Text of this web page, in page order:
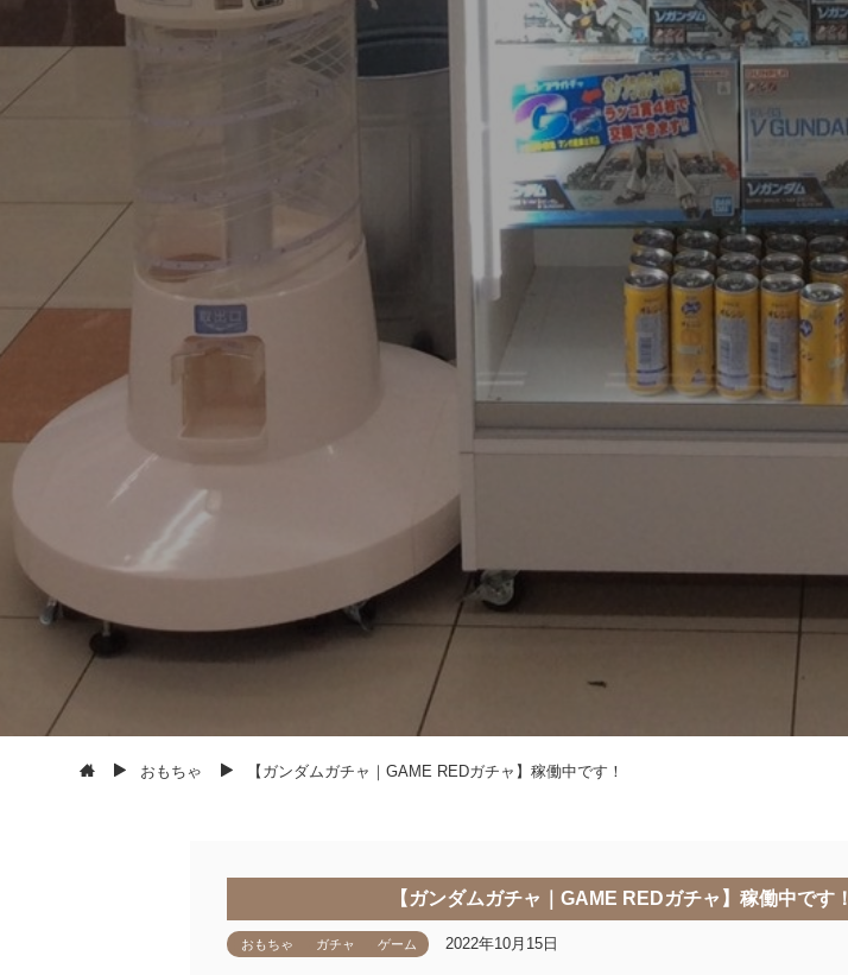
おもちゃ 【ガンダムガチャ｜GAME REDガチャ】稼働中です！
【ガンダムガチャ｜GAME REDガチャ】稼働中です！
おもちゃ ガチャ ゲーム 2022年10月15日